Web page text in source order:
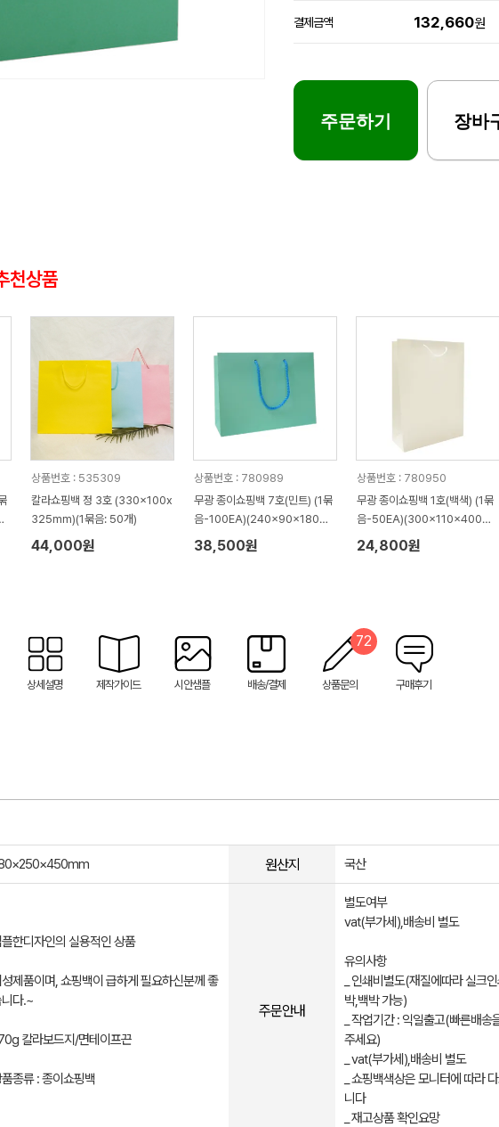
결제금액 132,660원
주문하기 장바
천상품
상품번호 : 535309
칼라쇼핑백 정 3호 (330x100x
325mm)(1묶음: 50개)
44,000원
상품번호 : 780989
무광 종이쇼핑백 7호(민트) (1묶
음-100EA)(240x90x180m
m)
38,500원
상품번호 : 780950
무광 종이쇼핑백 1호(백색) (1묶
음-50EA)(300x110x400m
m)
24,800원
상세설명 제작가이드 시안샘플 배송/결제 상품문의
72
구매후기
원산지 국산
한디자인의 실용적인 상품
제품이며, 쇼핑백이 급하게 필요하신분께 좋
다.~
칼라보드지/면테이프끈
종류 : 종이쇼핑백
주문안내
별도여부
vat(부가세),배송비 별도
유의사항
_ 인쇄비별도(재질에따라 실크
박,백박 가능)
_ 작업기간 : 익일출고(빠른배송
주세요)
_ vat(부가세),배송비 별도
_ 쇼핑백색상은 모니터에 따라
니다
_ 재고상품 확인요망